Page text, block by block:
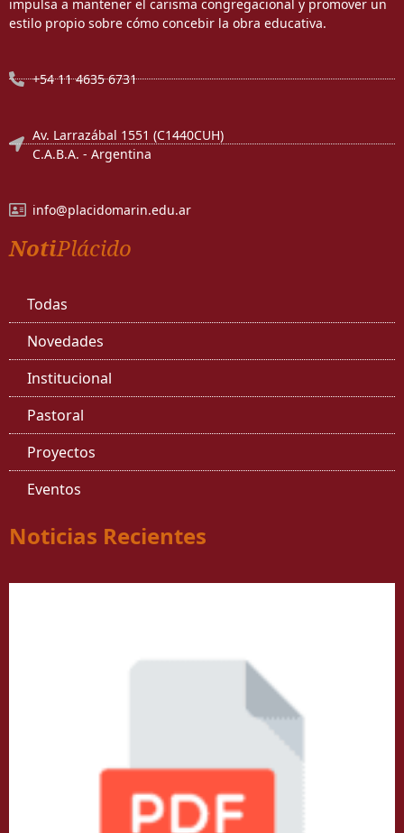
impulsa a mantener el carisma congregacional y promover un
estilo propio sobre cómo concebir la obra educativa.
+54 11 4635 6731
Av. Larrazábal 1551 (C1440CUH)
C.A.B.A. - Argentina
info@placidomarin.edu.ar
NotiPlácido
Todas
Novedades
Institucional
Pastoral
Proyectos
Eventos
Noticias Recientes